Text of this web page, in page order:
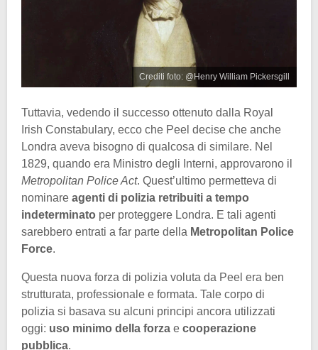
Crediti foto: @Henry William Pickersgill
Tuttavia, vedendo il successo ottenuto dalla Royal
Irish Constabulary, ecco che Peel decise che anche
Londra aveva bisogno di qualcosa di similare. Nel
1829, quando era Ministro degli Interni, approvarono il
Metropolitan Police Act. Quest’ultimo permetteva di
nominare agenti di polizia retribuiti a tempo
indeterminato per proteggere Londra. E tali agenti
sarebbero entrati a far parte della Metropolitan Police
Force.
Questa nuova forza di polizia voluta da Peel era ben
strutturata, professionale e formata. Tale corpo di
polizia si basava su alcuni principi ancora utilizzati
oggi: uso minimo della forza e cooperazione
pubblica.